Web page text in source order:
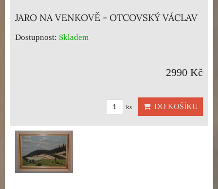
JARO NA VENKOVĚ - OTCOVSKÝ VÁCLAV
Dostupnost: Skladem
2990 Kč
ks DO KOŠÍKU